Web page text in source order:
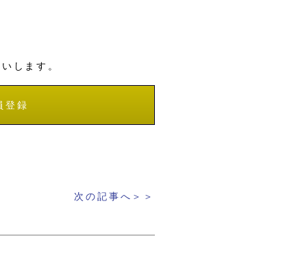
します。
登録
次の記事へ＞＞